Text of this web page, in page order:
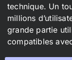
technique. Un
millions
grande partie
compatibles